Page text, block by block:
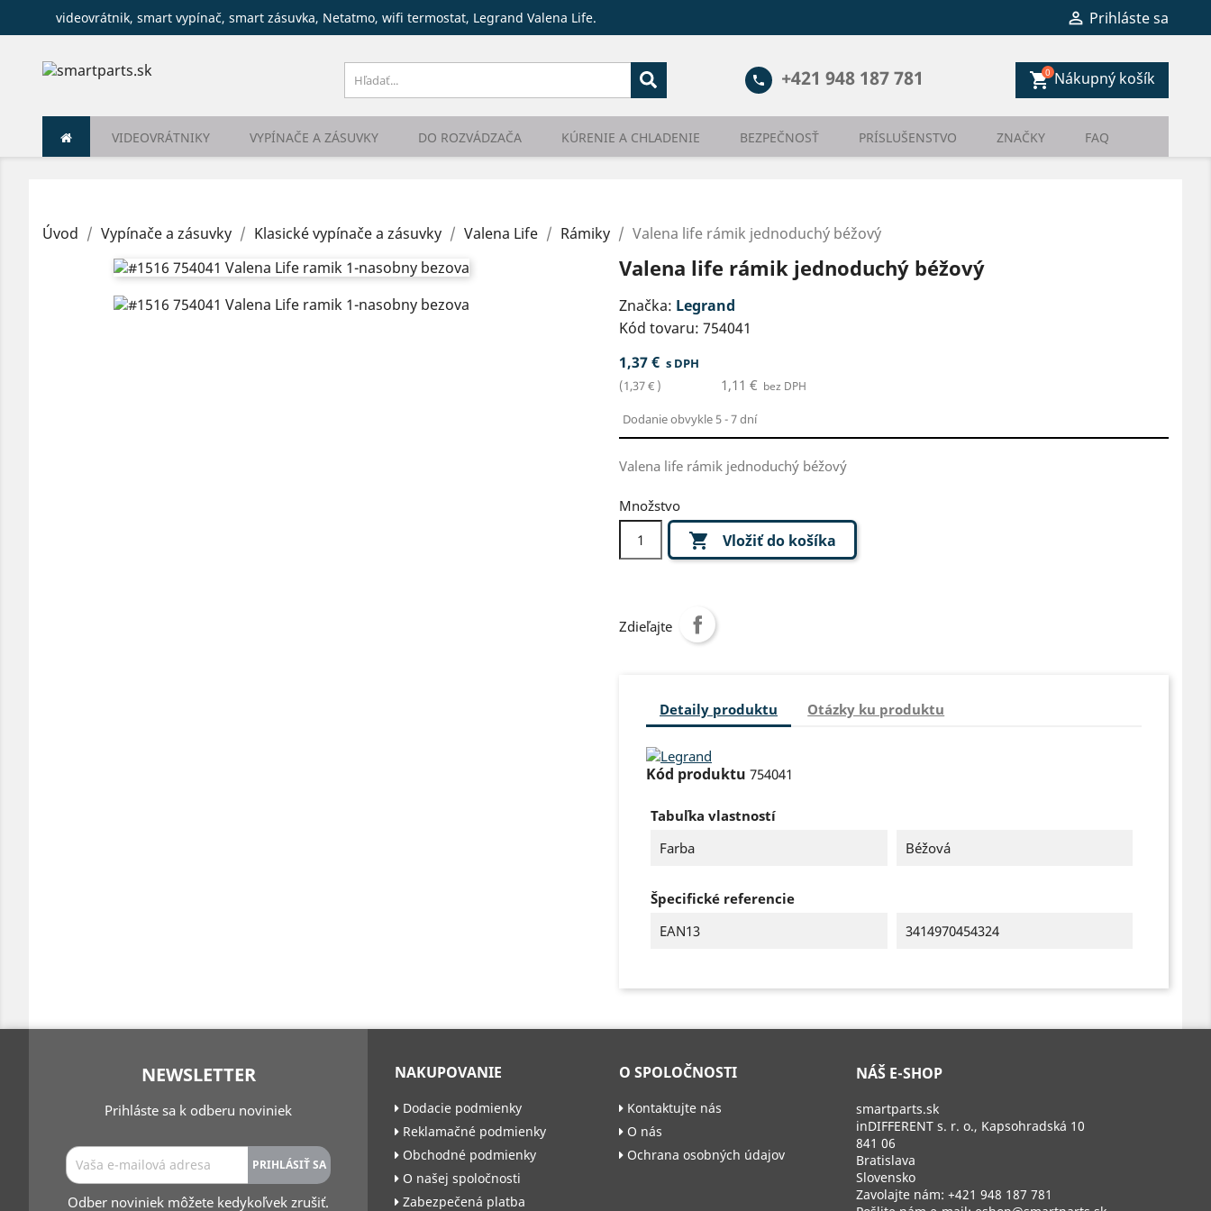
videovrátnik, smart vypínač, smart zásuvka, Netatmo, wifi termostat, Legrand Valena Life.  Prihláste sa
shopping_cart Nákupný košík
0
phone +421 948 187 781
VIDEOVRÁTNIKY VYPÍNAČE A ZÁSUVKY DO ROZVÁDZAČA KÚRENIE A CHLADENIE BEZPEČNOSŤ PRÍSLUŠENSTVO ZNAČKY FAQ
Úvod Vypínače a zásuvky Klasické vypínače a zásuvky Valena Life Rámiky Valena life rámik jednoduchý béžový
Valena life rámik jednoduchý béžový
Značka: Legrand
Kód tovaru: 754041
1,37 € s DPH
(1,37 € )
1,11 € bez DPH
Dodanie obvykle 5 - 7 dní
Valena life rámik jednoduchý béžový
Množstvo
 Vložiť do košíka
Zdieľajte
Detaily produktu Otázky ku produktu
Kód produktu 754041
Tabuľka vlastností
Farba
Béžová
Špecifické referencie
EAN13
3414970454324
NEWSLETTER
Prihláste sa k odberu noviniek
Odber noviniek môžete kedykoľvek zrušiť.
NAKUPOVANIE
Dodacie podmienky
Reklamačné podmienky
Obchodné podmienky
O našej spoločnosti
Zabezpečená platba
O SPOLOČNOSTI
Kontaktujte nás
O nás
Ochrana osobných údajov
NÁŠ E-SHOP
smartparts.sk
inDIFFERENT s. r. o., Kapsohradská 10
841 06
Bratislava
Slovensko
Zavolajte nám: +421 948 187 781